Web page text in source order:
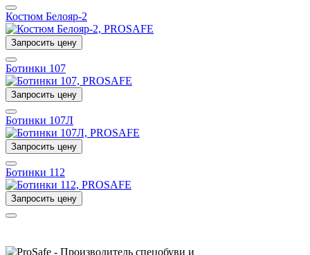
Костюм Белояр-2
Запросить цену
Ботинки 107
Запросить цену
Ботинки 107Л
Запросить цену
Ботинки 112
Запросить цену